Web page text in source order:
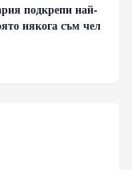
подкрепи най-
някога съм чел